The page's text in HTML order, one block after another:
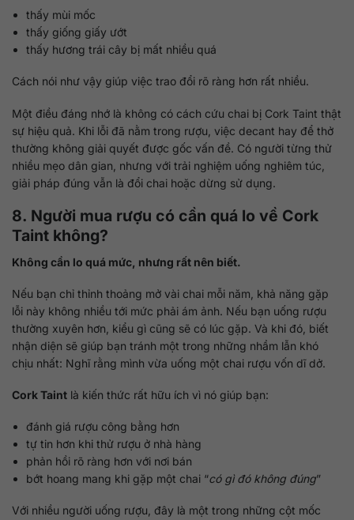
thấy mùi mốc
thấy giống giấy ướt
thấy hương trái cây bị mất nhiều quá
Cách nói như vậy giúp việc trao đổi rõ ràng hơn rất nhiều.
Một điều đáng nhớ là không có cách cứu chai bị Cork Taint thật
sự hiệu quả. Khi lỗi đã nằm trong rượu, việc decant hay để thở
thường không giải quyết được gốc vấn đề. Có người từng thử
nhiều mẹo dân gian, nhưng với trải nghiệm uống nghiêm túc,
giải pháp đúng vẫn là đổi chai hoặc dừng sử dụng.
8. Người mua rượu có cần quá lo về Cork
Taint không?
Không cần lo quá mức, nhưng rất nên biết.
Nếu bạn chỉ thỉnh thoảng mở vài chai mỗi năm, khả năng gặp
lỗi này không nhiều tới mức phải ám ảnh. Nếu bạn uống rượu
thường xuyên hơn, kiểu gì cũng sẽ có lúc gặp. Và khi đó, biết
nhận diện sẽ giúp bạn tránh một trong những nhầm lẫn khó
chịu nhất: Nghĩ rằng mình vừa uống một chai rượu vốn dĩ dở.
Cork Taint là kiến thức rất hữu ích vì nó giúp bạn:
đánh giá rượu công bằng hơn
tự tin hơn khi thử rượu ở nhà hàng
phản hồi rõ ràng hơn với nơi bán
bớt hoang mang khi gặp một chai “có gì đó không đúng”
Với nhiều người uống rượu, đây là một trong những cột mốc